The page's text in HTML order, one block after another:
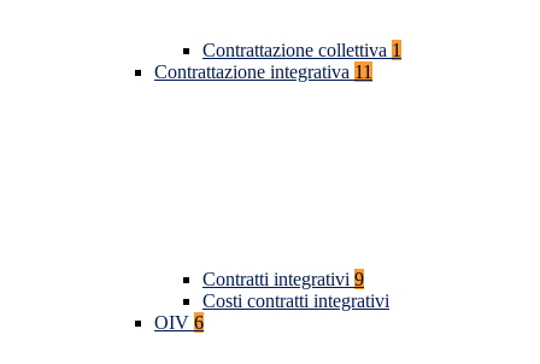
Contrattazione collettiva 1
Contrattazione integrativa 11
Contratti integrativi 9
Costi contratti integrativi
OIV 6